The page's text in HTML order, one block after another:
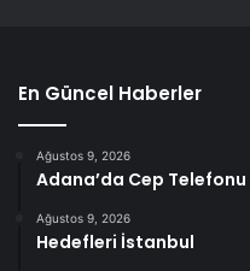
En Güncel Haberler
Ağustos 9, 2026
Adana’da Cep Telefonu
Ağustos 9, 2026
Hedefleri İstanbul